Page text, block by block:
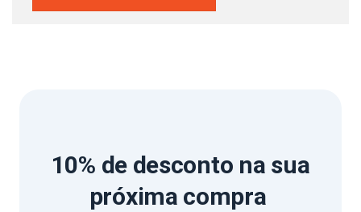
10% de desconto na sua
próxima compra